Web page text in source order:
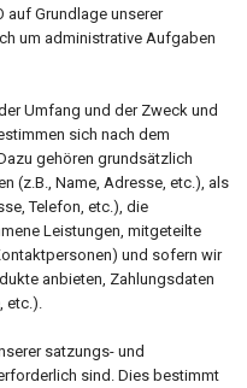
auf Grundlage unserer
um administrative Aufgaben
Umfang und der Zweck und
sich nach dem
gehören grundsätzlich
(z.B., Name, Adresse, etc.), als
Telefon, etc.), die
Leistungen, mitgeteilte
und sofern wir
anbieten, Zahlungsdaten
etc.).
satzungs- und
sind. Dies bestimmt